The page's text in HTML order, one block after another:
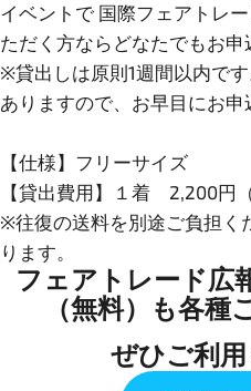
イベントで 国際フェアトレ
ただく方ならどなたでもお申
※貸出しは原則1週間以内で
ありますので、お早目にお申
【仕様】フリーサイズ
【貸出費用】１着 2,200円
※往復の送料を別途ご負担く
フェアトレード広
（無料）も各種
ぜひご利用